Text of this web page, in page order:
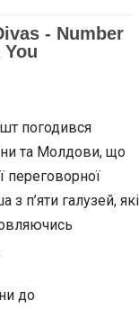
погодився
та Молдови, що
переговорної
п’яти галузей, які
до